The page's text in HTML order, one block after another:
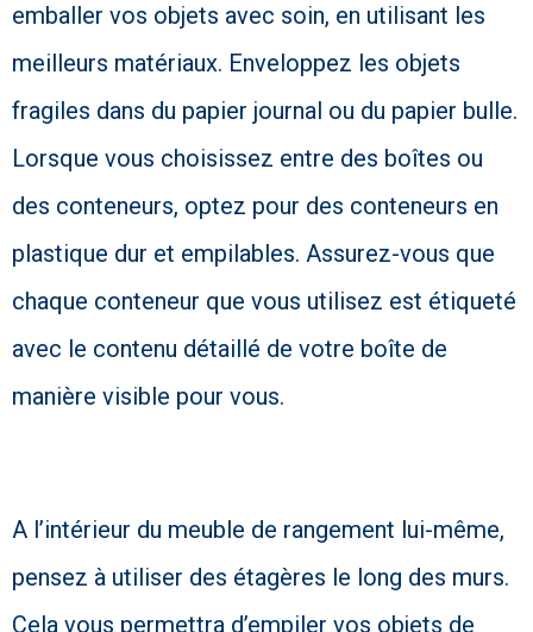
emballer vos objets avec soin, en utilisant les
meilleurs matériaux. Enveloppez les objets
fragiles dans du papier journal ou du papier bulle.
Lorsque vous choisissez entre des boîtes ou
des conteneurs, optez pour des conteneurs en
plastique dur et empilables. Assurez-vous que
chaque conteneur que vous utilisez est étiqueté
avec le contenu détaillé de votre boîte de
manière visible pour vous.
A l’intérieur du meuble de rangement lui-même,
pensez à utiliser des étagères le long des murs.
Cela vous permettra d’empiler vos objets de